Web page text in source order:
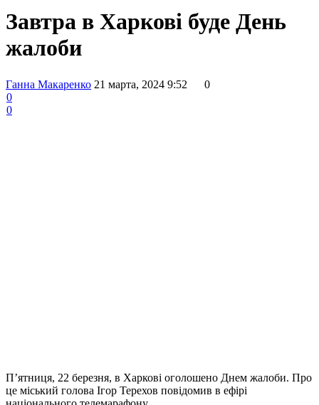
Завтра в Харкові буде День
жалоби
Ганна Макаренко 21 марта, 2024 9:52
0
0
0
П’ятниця, 22 березня, в Харкові оголошено Днем жалоби. Про
це міський голова Ігор Терехов повідомив в ефірі